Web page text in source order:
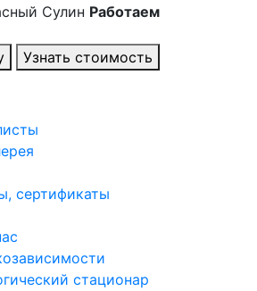
Сулин Работаем
Узнать стоимость
сертификаты
стационар